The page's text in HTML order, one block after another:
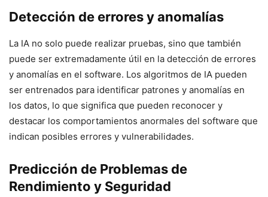
Detección de errores y anomalías ⁤
La IA no solo puede⁢ realizar pruebas, sino que también
puede ser extremadamente útil en ‌la detección ‌de errores
y anomalías en el software. Los algoritmos de IA pueden
ser entrenados para identificar ⁣patrones⁤ y anomalías en
los datos,⁢ lo que significa que pueden reconocer y
destacar los comportamientos anormales⁤ del software que
indican posibles ‌errores y vulnerabilidades.
‌Predicción de Problemas de
Rendimiento y Seguridad